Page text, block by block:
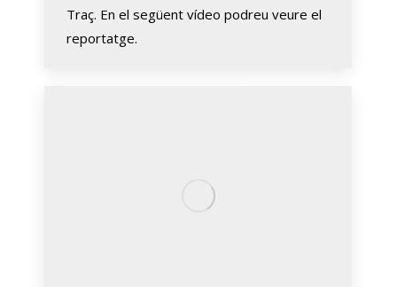
Traç. En el següent vídeo podreu veure el
reportatge.